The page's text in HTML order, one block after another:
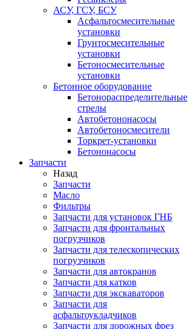
АСУ, ГСУ, БСУ
Асфальтосмесительные
установки
Грунтосмесительные
установки
Бетоносмесительные
установки
Бетонное оборудование
Бетонораспределительные
стрелы
Автобетононасосы
Автобетоносмесители
Торкрет-установки
Бетононасосы
Запчасти
Назад
Запчасти
Масло
Фильтры
Запчасти для установок ГНБ
Запчасти для фронтальных
погрузчиков
Запчасти для телескопических
погрузчиков
Запчасти для автокранов
Запчасти для катков
Запчасти для экскаваторов
Запчасти для
асфальтоукладчиков
Запчасти для дорожных фрез